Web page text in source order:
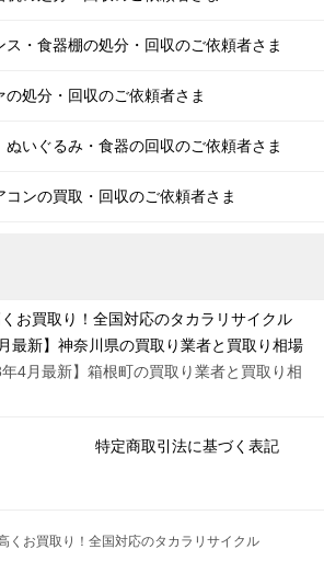
ス・食器棚の処分・回収のご依頼者さま
の処分・回収のご依頼者さま
ぬいぐるみ・食器の回収のご依頼者さま
コンの買取・回収のご依頼者さま
お買取り！全国対応のタカラリサイクル
最新】神奈川県の買取り業者と買取り相場
年4月最新】箱根町の買取り業者と買取り相
特定商取引法に基づく表記
くお買取り！全国対応のタカラリサイクル